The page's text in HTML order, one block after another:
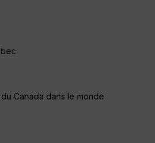
Canada dans le monde